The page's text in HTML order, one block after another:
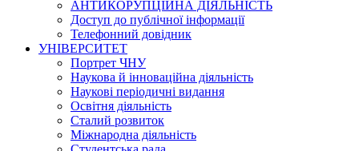
АНТИКОРУПЦІЙНА ДІЯЛЬНІСТЬ
Доступ до публічної інформації
Телефонний довідник
УНІВЕРСИТЕТ
Портрет ЧНУ
Наукова й інноваційна діяльність
Наукові періодичні видання
Освітня діяльність
Сталий розвиток
Міжнародна діяльність